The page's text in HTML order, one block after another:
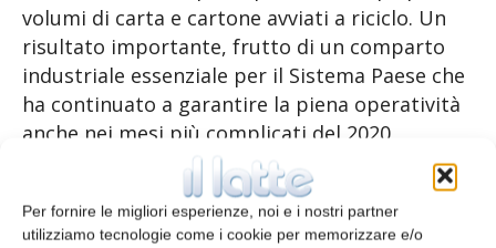
Per fornire le migliori esperienze, noi e i nostri partner
utilizziamo tecnologie come i cookie per memorizzare e/o
volumi di carta e cartone avviati a riciclo. Un
risultato importante, frutto di un comparto
industriale essenziale per il Sistema Paese che
ha continuato a garantire la piena operatività
anche nei mesi più complicati del 2020
nonostante le restrizioni legate alla pandemia.
“La raccolta differenziata si è confermata